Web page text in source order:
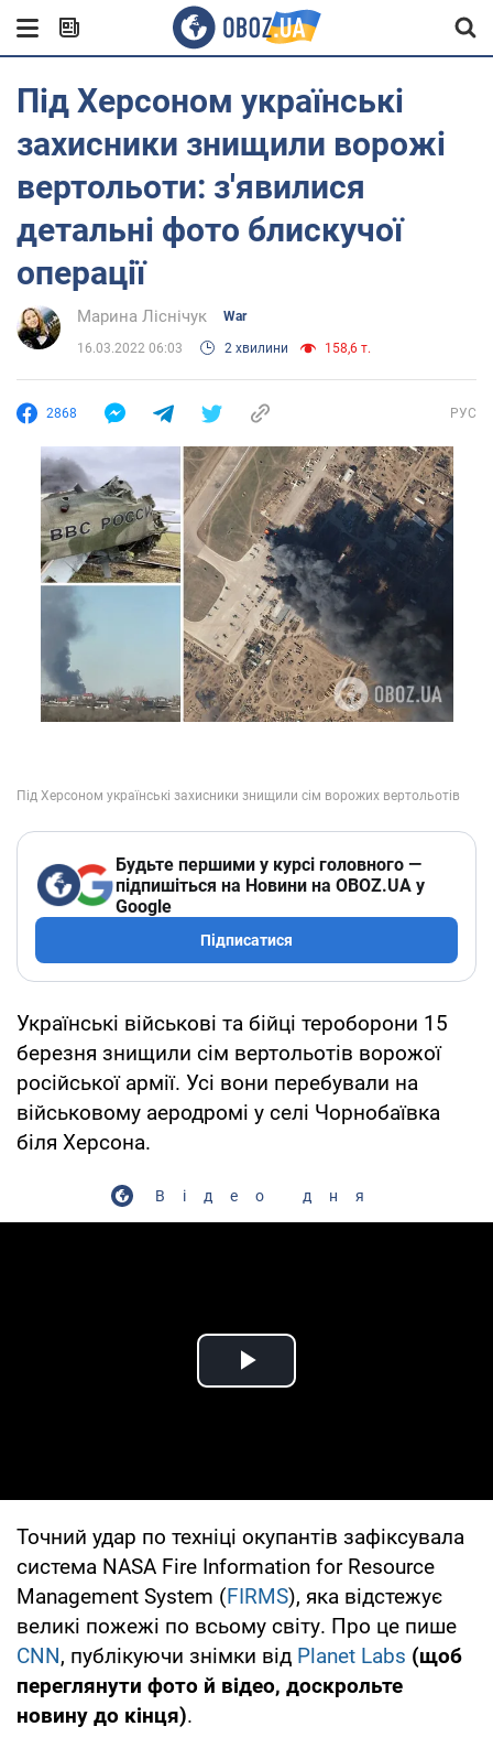
Під Херсоном українські
захисники знищили ворожі
вертольоти: з'явилися
детальні фото блискучої
операції
Марина Ліснічук War
16.03.2022 06:03 2 хвилини 158,6 т.
2868 РУС
Будьте першими у курсі головного —
підпишіться на Новини на OBOZ.UA у
Google
Підписатися
Українські військові та бійці тероборони 15
березня знищили сім вертольотів ворожої
російської армії. Усі вони перебували на
військовому аеродромі у селі Чорнобаївка
біля Херсона.
Відео дня
Play Video
Точний удар по техніці окупантів зафіксувала
система NASA Fire Information for Resource
Management System (FIRMS), яка відстежує
великі пожежі по всьому світу. Про це пише
CNN, публікуючи знімки від Planet Labs (щоб
переглянути фото й відео, доскрольте
новину до кінця).